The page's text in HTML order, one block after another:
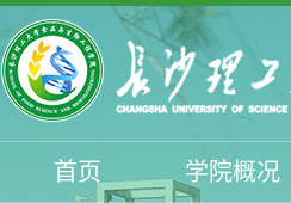
首页 学院概况